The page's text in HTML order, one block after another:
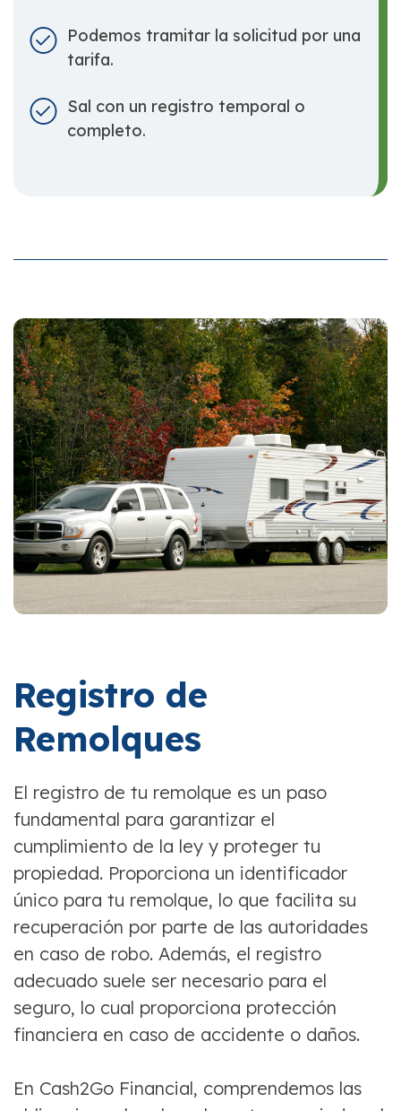
Podemos tramitar la solicitud por una
tarifa.
Sal con un registro temporal o
completo.
Registro de
Remolques
El registro de tu remolque es un paso
fundamental para garantizar el
cumplimiento de la ley y proteger tu
propiedad. Proporciona un identificador
único para tu remolque, lo que facilita su
recuperación por parte de las autoridades
en caso de robo. Además, el registro
adecuado suele ser necesario para el
seguro, lo cual proporciona protección
financiera en caso de accidente o daños.
En Cash2Go Financial, comprendemos las